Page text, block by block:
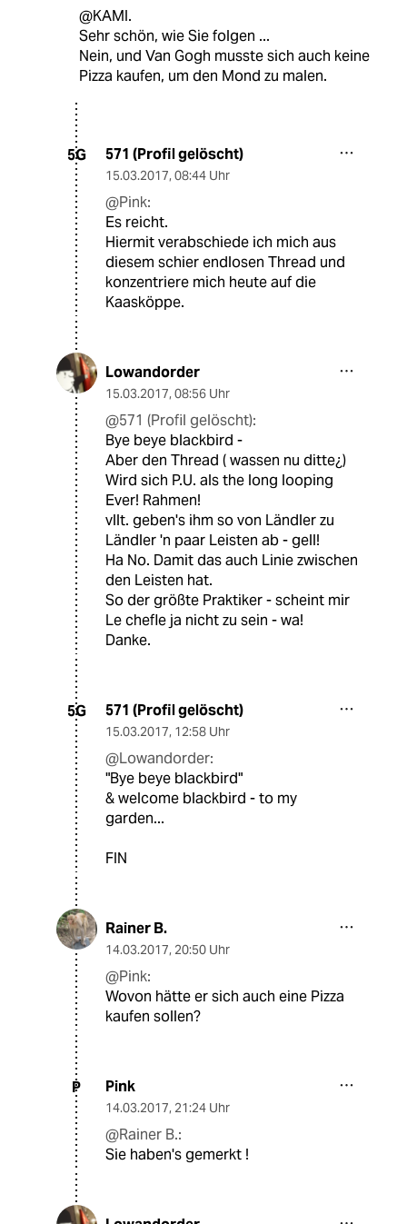
@KAMI.
Sehr schön, wie Sie folgen ...
Nein, und Van Gogh musste sich auch keine
Pizza kaufen, um den Mond zu malen.
5G 571 (Profil gelöscht)
15.03.2017, 08:44 Uhr
@Pink:
Es reicht.
Hiermit verabschiede ich mich aus
diesem schier endlosen Thread und
konzentriere mich heute auf die
Kaasköppe.
Lowandorder
15.03.2017, 08:56 Uhr
@571 (Profil gelöscht):
Bye beye blackbird -
Aber den Thread ( wassen nu ditte¿)
Wird sich P.U. als the long looping
Ever! Rahmen!
vllt. geben's ihm so von Ländler zu
Ländler 'n paar Leisten ab - gell!
Ha No. Damit das auch Linie zwischen
den Leisten hat.
So der größte Praktiker - scheint mir
Le chefle ja nicht zu sein - wa!
Danke.
5G 571 (Profil gelöscht)
15.03.2017, 12:58 Uhr
@Lowandorder:
"Bye beye blackbird"
& welcome blackbird - to my
garden...
FIN
Rainer B.
14.03.2017, 20:50 Uhr
@Pink:
Wovon hätte er sich auch eine Pizza
kaufen sollen?
P Pink
14.03.2017, 21:24 Uhr
@Rainer B.:
Sie haben's gemerkt !